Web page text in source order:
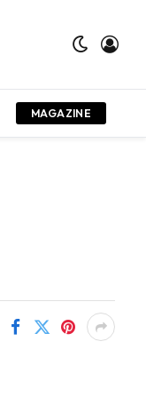
MAGAZINE